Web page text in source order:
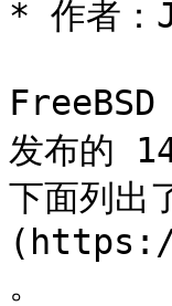
* 作者
发布的
下面列出
。